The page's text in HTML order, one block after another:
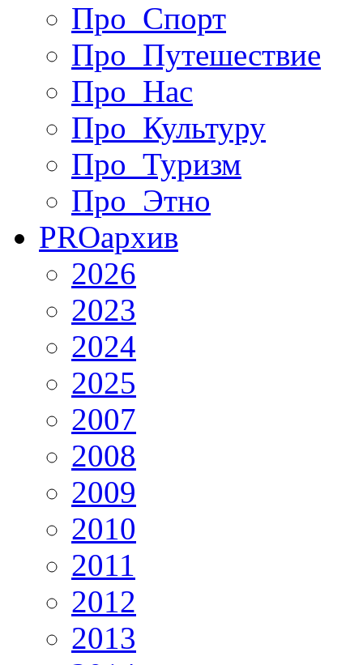
Про_Спорт
Про_Путешествие
Про_Нас
Про_Культуру
Про_Туризм
Про_Этно
PROархив
2026
2023
2024
2025
2007
2008
2009
2010
2011
2012
2013